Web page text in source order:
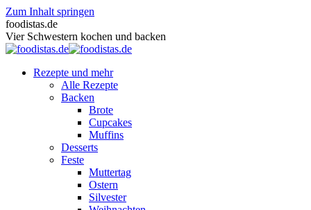
Zum Inhalt springen
foodistas.de
Vier Schwestern kochen und backen
Rezepte und mehr
Alle Rezepte
Backen
Brote
Cupcakes
Muffins
Desserts
Feste
Muttertag
Ostern
Silvester